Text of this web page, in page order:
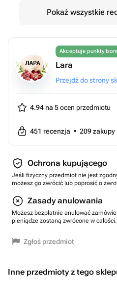
Pokaż wszystkie
Akceptuje punkty
Lara
Przejdź do strony
4.94 na 5ocen przedmiotu
451 recenzja • 209zakupy
Ochrona kupującego
Jeśli fizyczny przedmiot nie jest
możesz go zwrócić lub poprosić o
Zasady anulowania
Możesz bezpłatnie anulować
pieniądze zostaną zwrócone w całości.
Zgłoś przedmiot
Inne przedmioty z tego